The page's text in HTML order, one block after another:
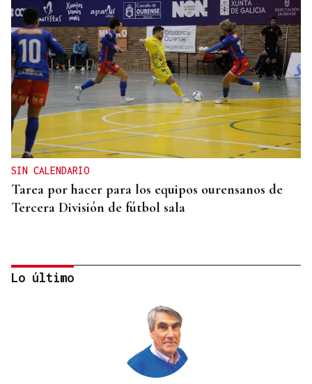
SIN CALENDARIO
Tarea por hacer para los equipos ourensanos de
Tercera División de fútbol sala
Lo último